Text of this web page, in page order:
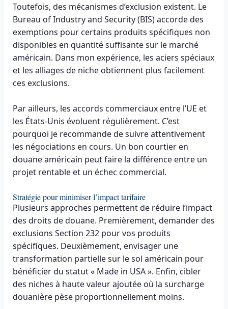
Toutefois, des mécanismes d’exclusion existent. Le
Bureau of Industry and Security (BIS) accorde des
exemptions pour certains produits spécifiques non
disponibles en quantité suffisante sur le marché
américain. Dans mon expérience, les aciers spéciaux
et les alliages de niche obtiennent plus facilement
ces exclusions.
Par ailleurs, les accords commerciaux entre l’UE et
les États-Unis évoluent régulièrement. C’est
pourquoi je recommande de suivre attentivement
les négociations en cours. Un bon courtier en
douane américain peut faire la différence entre un
projet rentable et un échec commercial.
Stratégie pour minimiser l’impact tarifaire
Plusieurs approches permettent de réduire l’impact
des droits de douane. Premièrement, demander des
exclusions Section 232 pour vos produits
spécifiques. Deuxièmement, envisager une
transformation partielle sur le sol américain pour
bénéficier du statut « Made in USA ». Enfin, cibler
des niches à haute valeur ajoutée où la surcharge
douanière pèse proportionnellement moins.